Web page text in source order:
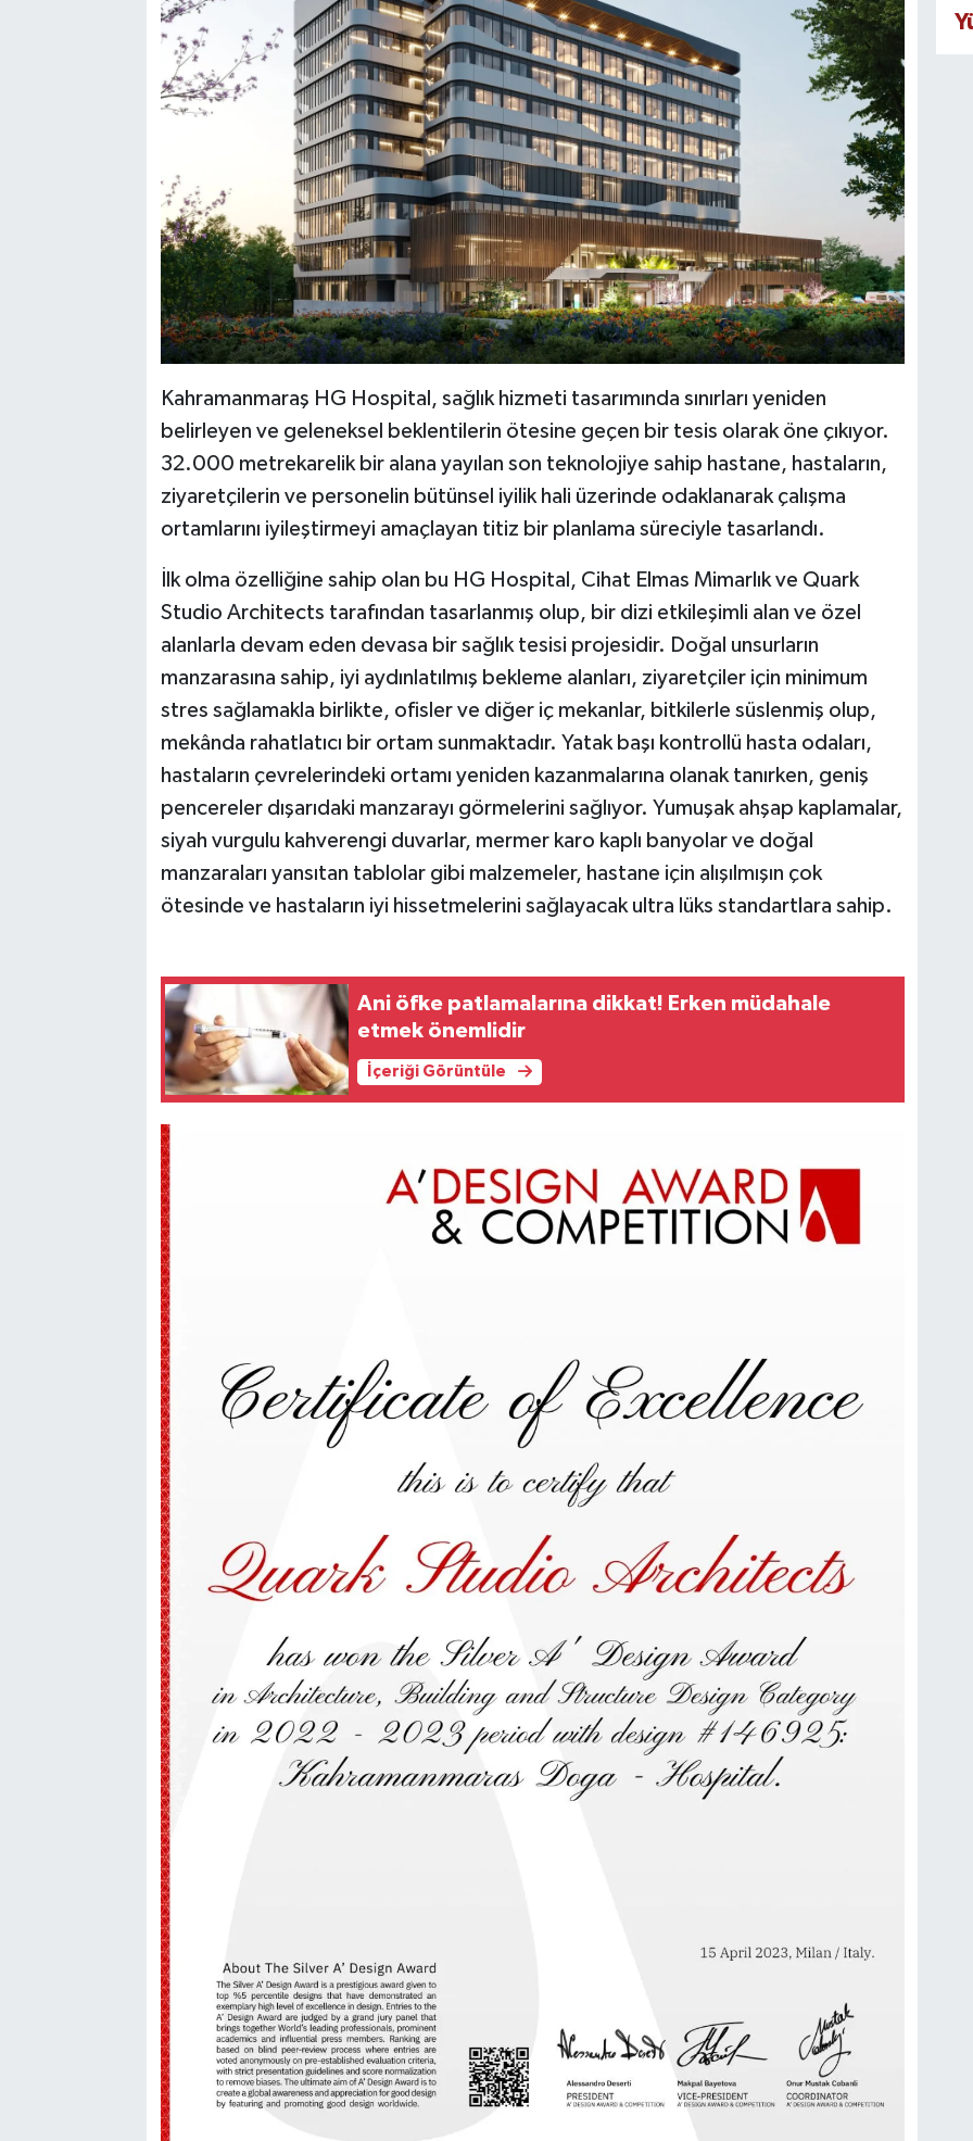
Kahramanmaraş HG Hospital, sağlık hizmeti tasarımında sınırları yeniden
belirleyen ve geleneksel beklentilerin ötesine geçen bir tesis olarak öne çıkıyor.
32.000 metrekarelik bir alana yayılan son teknolojiye sahip hastane, hastaların,
ziyaretçilerin ve personelin bütünsel iyilik hali üzerinde odaklanarak çalışma
ortamlarını iyileştirmeyi amaçlayan titiz bir planlama süreciyle tasarlandı.
İlk olma özelliğine sahip olan bu HG Hospital, Cihat Elmas Mimarlık ve Quark
Studio Architects tarafından tasarlanmış olup, bir dizi etkileşimli alan ve özel
alanlarla devam eden devasa bir sağlık tesisi projesidir. Doğal unsurların
manzarasına sahip, iyi aydınlatılmış bekleme alanları, ziyaretçiler için minimum
stres sağlamakla birlikte, ofisler ve diğer iç mekanlar, bitkilerle süslenmiş olup,
mekânda rahatlatıcı bir ortam sunmaktadır. Yatak başı kontrollü hasta odaları,
hastaların çevrelerindeki ortamı yeniden kazanmalarına olanak tanırken, geniş
pencereler dışarıdaki manzarayı görmelerini sağlıyor. Yumuşak ahşap kaplamalar,
siyah vurgulu kahverengi duvarlar, mermer karo kaplı banyolar ve doğal
manzaraları yansıtan tablolar gibi malzemeler, hastane için alışılmışın çok
ötesinde ve hastaların iyi hissetmelerini sağlayacak ultra lüks standartlara sahip.
Ani öfke patlamalarına dikkat! Erken müdahale
etmek önemlidir
İçeriği Görüntüle